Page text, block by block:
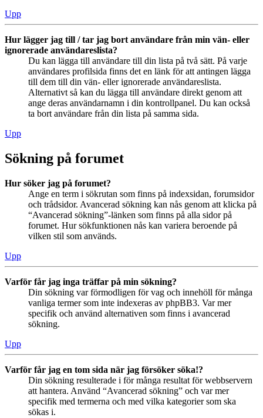
Upp
Hur lägger jag till / tar jag bort användare från min vän- eller
ignorerade användareslista?
Du kan lägga till användare till din lista på två sätt. På varje
användares profilsida finns det en länk för att antingen lägga
till dem till din vän- eller ignorerade användareslista.
Alternativt så kan du lägga till användare direkt genom att
ange deras användarnamn i din kontrollpanel. Du kan också
ta bort användare från din lista på samma sida.
Upp
Sökning på forumet
Hur söker jag på forumet?
Ange en term i sökrutan som finns på indexsidan, forumsidor
och trådsidor. Avancerad sökning kan nås genom att klicka på
“Avancerad sökning”-länken som finns på alla sidor på
forumet. Hur sökfunktionen nås kan variera beroende på
vilken stil som används.
Upp
Varför får jag inga träffar på min sökning?
Din sökning var förmodligen för vag och innehöll för många
vanliga termer som inte indexeras av phpBB3. Var mer
specifik och använd alternativen som finns i avancerad
sökning.
Upp
Varför får jag en tom sida när jag försöker söka!?
Din sökning resulterade i för många resultat för webbservern
att hantera. Använd “Avancerad sökning” och var mer
specifik med termerna och med vilka kategorier som ska
sökas i.